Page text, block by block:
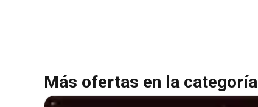
Más ofertas en la categoría